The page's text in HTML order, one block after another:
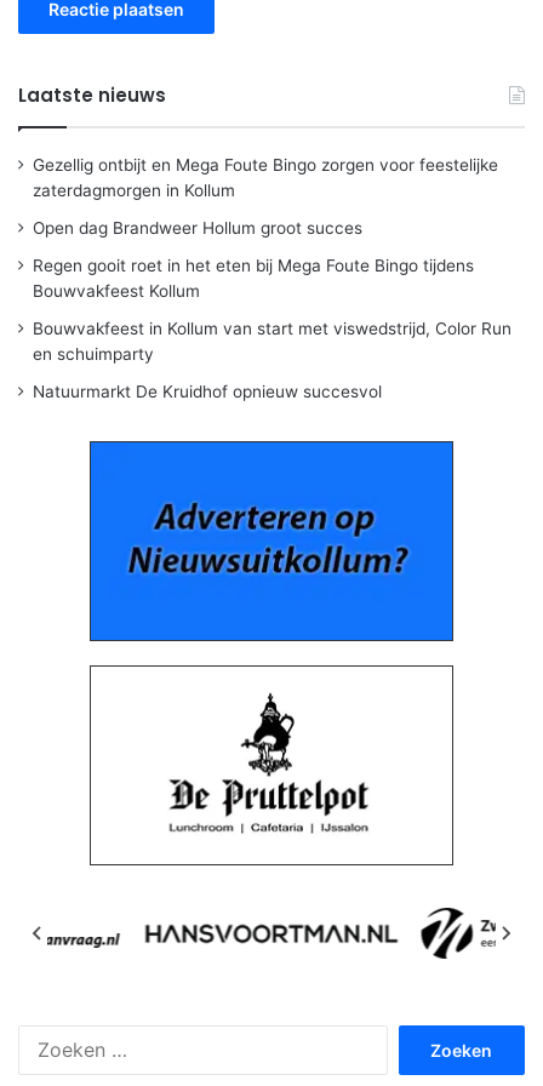
Laatste nieuws
Gezellig ontbijt en Mega Foute Bingo zorgen voor feestelijke
zaterdagmorgen in Kollum
Open dag Brandweer Hollum groot succes
Regen gooit roet in het eten bij Mega Foute Bingo tijdens
Bouwvakfeest Kollum
Bouwvakfeest in Kollum van start met viswedstrijd, Color Run
en schuimparty
Natuurmarkt De Kruidhof opnieuw succesvol